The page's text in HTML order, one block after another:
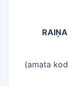
(amata